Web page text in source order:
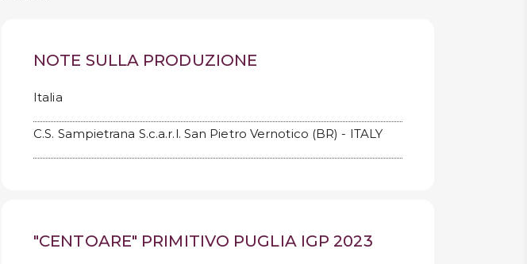
NOTE SULLA PRODUZIONE
Italia
C.S. Sampietrana S.c.a.r.l. San Pietro Vernotico (BR) - ITALY
"CENTOARE" PRIMITIVO PUGLIA IGP 2023